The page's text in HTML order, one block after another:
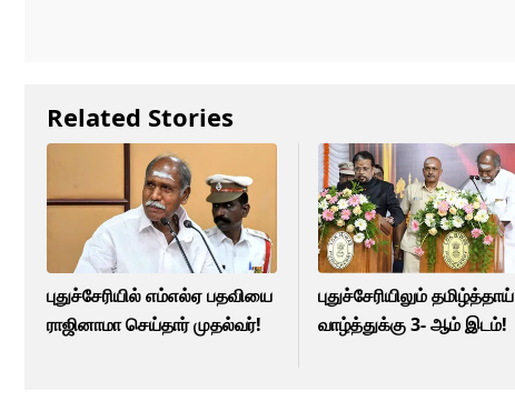
Related Stories
புதுச்சேரியில் எம்எல்ஏ பதவியை
ராஜினாமா செய்தார் முதல்வர்!
புதுச்சேரியிலும் தமிழ்த்தாய்
வாழ்த்துக்கு 3- ஆம் இடம்!